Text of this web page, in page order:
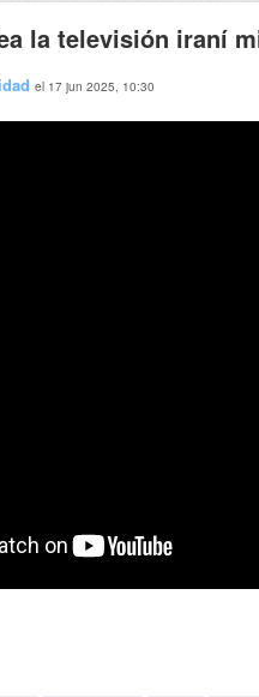
la televisión iraní
el 17 jun 2025, 10:30